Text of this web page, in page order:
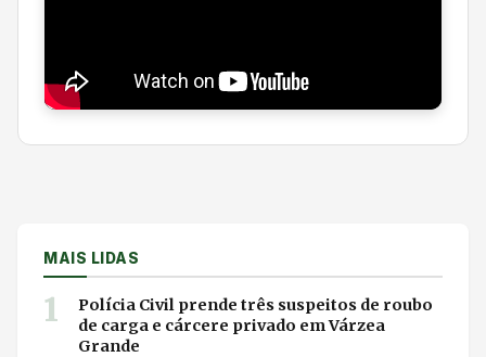
MAIS LIDAS
1
Polícia Civil prende três suspeitos de roubo
de carga e cárcere privado em Várzea
Grande